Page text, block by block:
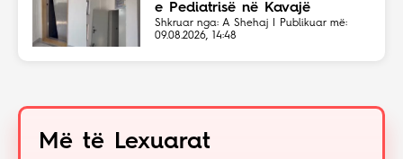
e Pediatrisë në Kavajë
Shkruar nga: A Shehaj | Publikuar më:
09.08.2026, 14:48
Më të Lexuarat